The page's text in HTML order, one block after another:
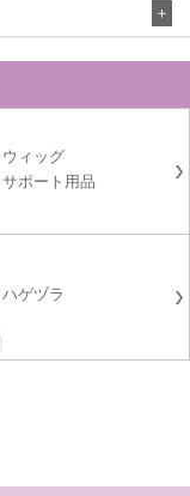
ウィッグ
サポート用品
ハゲヅラ